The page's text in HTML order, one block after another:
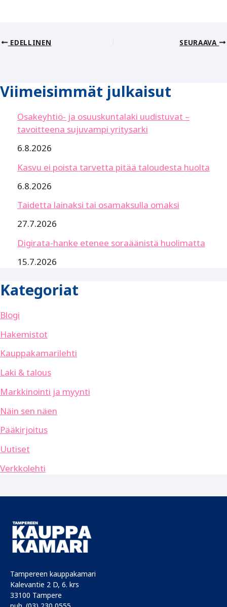
EDELLINEN SEURAAVA
Viimeisimmät julkaisut
Osakeyhtiö- ja osuuskuntalaki uudistuvat –
tavoitteena sujuvampi yritysarki
6.8.2026
Kasvu ei poista tarvetta pitää taloudesta huolta
6.8.2026
Taidetta lainaksi tai osamaksulla omaksi
27.7.2026
Digirata-hanke etenee soraäänistä huolimatta
15.7.2026
Kategoriat
Blogi
Hakemistot
Kauppakamarilehti
Laki & talous
Markkinointi ja myynti
Näin sen näen
Pääkirjoitus
Uutiset
Verkkolehti
Tampereen kauppakamari
Kalevantie 2 D, 6. krs
33100 Tampere